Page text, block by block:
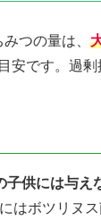
つの量は、
安です。過
子供には与え
はボツリヌ